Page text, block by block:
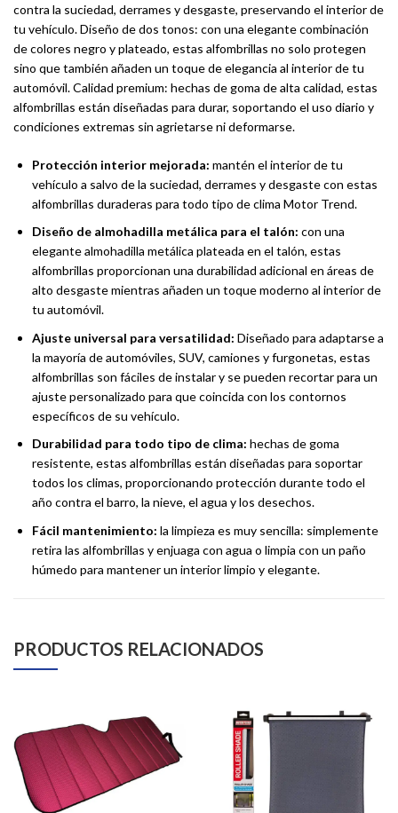
contra la suciedad, derrames y desgaste, preservando el interior de
tu vehículo. Diseño de dos tonos: con una elegante combinación
de colores negro y plateado, estas alfombrillas no solo protegen
sino que también añaden un toque de elegancia al interior de tu
automóvil. Calidad premium: hechas de goma de alta calidad, estas
alfombrillas están diseñadas para durar, soportando el uso diario y
condiciones extremas sin agrietarse ni deformarse.
Protección interior mejorada: mantén el interior de tu
vehículo a salvo de la suciedad, derrames y desgaste con estas
alfombrillas duraderas para todo tipo de clima Motor Trend.
Diseño de almohadilla metálica para el talón: con una
elegante almohadilla metálica plateada en el talón, estas
alfombrillas proporcionan una durabilidad adicional en áreas de
alto desgaste mientras añaden un toque moderno al interior de
tu automóvil.
Ajuste universal para versatilidad: Diseñado para adaptarse a
la mayoría de automóviles, SUV, camiones y furgonetas, estas
alfombrillas son fáciles de instalar y se pueden recortar para un
ajuste personalizado para que coincida con los contornos
específicos de su vehículo.
Durabilidad para todo tipo de clima: hechas de goma
resistente, estas alfombrillas están diseñadas para soportar
todos los climas, proporcionando protección durante todo el
año contra el barro, la nieve, el agua y los desechos.
Fácil mantenimiento: la limpieza es muy sencilla: simplemente
retira las alfombrillas y enjuaga con agua o limpia con un paño
húmedo para mantener un interior limpio y elegante.
PRODUCTOS RELACIONADOS